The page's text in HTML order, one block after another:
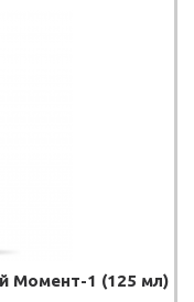
Момент-1 (125 мл)